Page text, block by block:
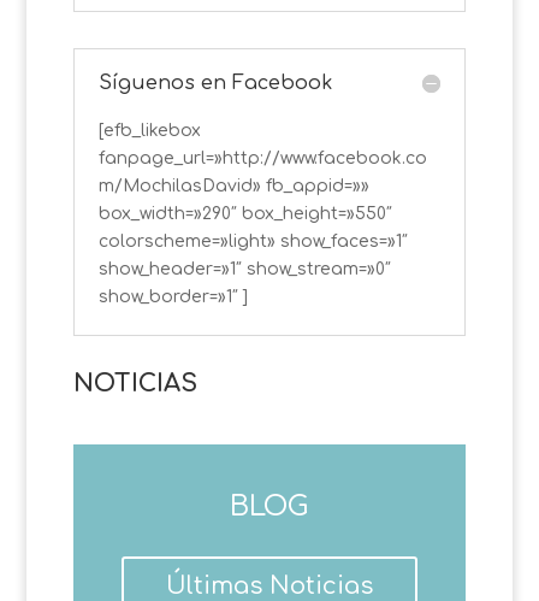
Síguenos en Facebook
[efb_likebox
fanpage_url=»http://www.facebook.co
m/MochilasDavid» fb_appid=»»
box_width=»290″ box_height=»550″
colorscheme=»light» show_faces=»1″
show_header=»1″ show_stream=»0″
show_border=»1″ ]
NOTICIAS
BLOG
Últimas Noticias